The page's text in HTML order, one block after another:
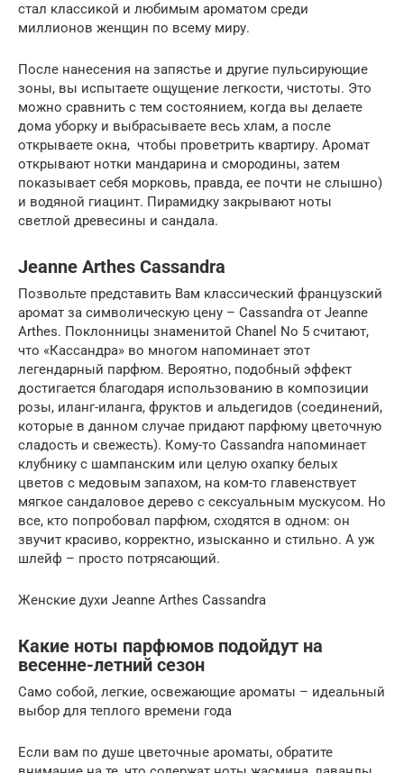
стал классикой и любимым ароматом среди
миллионов женщин по всему миру.
После нанесения на запястье и другие пульсирующие
зоны, вы испытаете ощущение легкости, чистоты. Это
можно сравнить с тем состоянием, когда вы делаете
дома уборку и выбрасываете весь хлам, а после
открываете окна, чтобы проветрить квартиру. Аромат
открывают нотки мандарина и смородины, затем
показывает себя морковь, правда, ее почти не слышно)
и водяной гиацинт. Пирамидку закрывают ноты
светлой древесины и сандала.
Jeanne Arthes Cassandra
Позвольте представить Вам классический французский
аромат за символическую цену – Cassandra от Jeanne
Arthes. Поклонницы знаменитой Chanel No 5 считают,
что «Кассандра» во многом напоминает этот
легендарный парфюм. Вероятно, подобный эффект
достигается благодаря использованию в композиции
розы, иланг-иланга, фруктов и альдегидов (соединений,
которые в данном случае придают парфюму цветочную
сладость и свежесть). Кому-то Cassandra напоминает
клубнику с шампанским или целую охапку белых
цветов с медовым запахом, на ком-то главенствует
мягкое сандаловое дерево с сексуальным мускусом. Но
все, кто попробовал парфюм, сходятся в одном: он
звучит красиво, корректно, изысканно и стильно. А уж
шлейф – просто потрясающий.
Женские духи Jeanne Arthes Cassandra
Какие ноты парфюмов подойдут на
весенне-летний сезон
Само собой, легкие, освежающие ароматы – идеальный
выбор для теплого времени года
Если вам по душе цветочные ароматы, обратите